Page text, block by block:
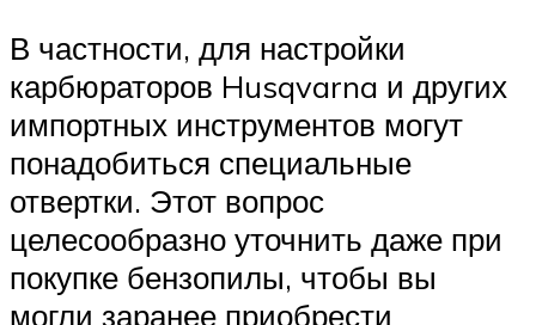
В частности, для настройки
карбюраторов Husqvarna и других
импортных инструментов могут
понадобиться специальные
отвертки. Этот вопрос
целесообразно уточнить даже при
покупке бензопилы, чтобы вы
могли заранее приобрести